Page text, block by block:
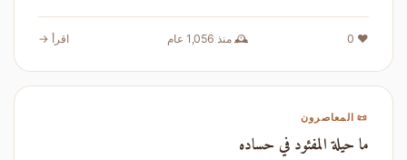
❤️ 0 🕰️ منذ 1,056 عام اقرأ →
📜 المعاصرون
ما حيلة المفئود في حساده